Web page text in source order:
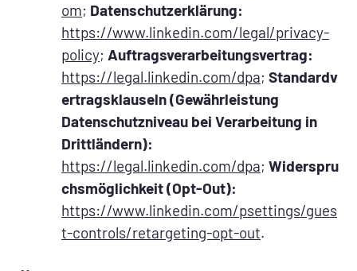
om; Datenschutzerklärung:
https://www.linkedin.com/legal/privacy-
policy; Auftragsverarbeitungsvertrag:
https://legal.linkedin.com/dpa; Standardv
ertragsklauseln (Gewährleistung
Datenschutzniveau bei Verarbeitung in
Drittländern):
https://legal.linkedin.com/dpa; Widerspru
chsmöglichkeit (Opt-Out):
https://www.linkedin.com/psettings/gues
t-controls/retargeting-opt-out.